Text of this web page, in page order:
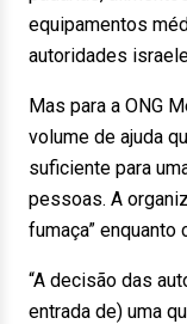
equipamentos
autoridades
Mas para a ONG
volume de ajuda
suficiente para
pessoas. A
fumaça” enquanto
“A decisão das
entrada de) uma